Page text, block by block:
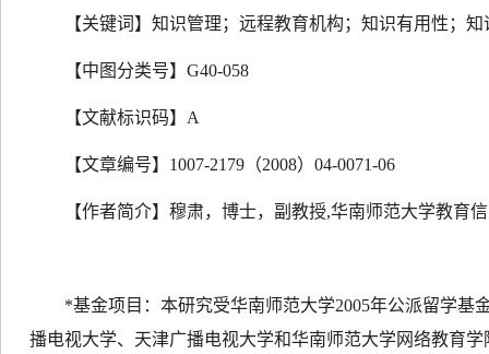
【关键词】知识管理；远程教育机构；知识有用性；
【中图分类号】 G40-058
【文献标识码】 A
【文章编号】 1007-2179（2008） 04-0071-06
【作者简介】穆肃，博士，副教授,华南师范大学教育
*基金项目：本研究受华南师范大学2005年公派留学基
播电视大学、天津广播电视大学和华南师范大学网络教育学